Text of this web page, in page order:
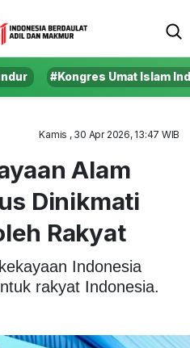
#Kongres Umat Islam
Kamis , 30 Apr 2026, 13:47 WIB
Alam
Dinikmati
Rakyat
Indonesia
rakyat Indonesia.